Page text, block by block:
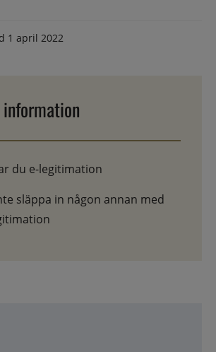
1 april 2022
du e-legitimation
släppa in någon annan med